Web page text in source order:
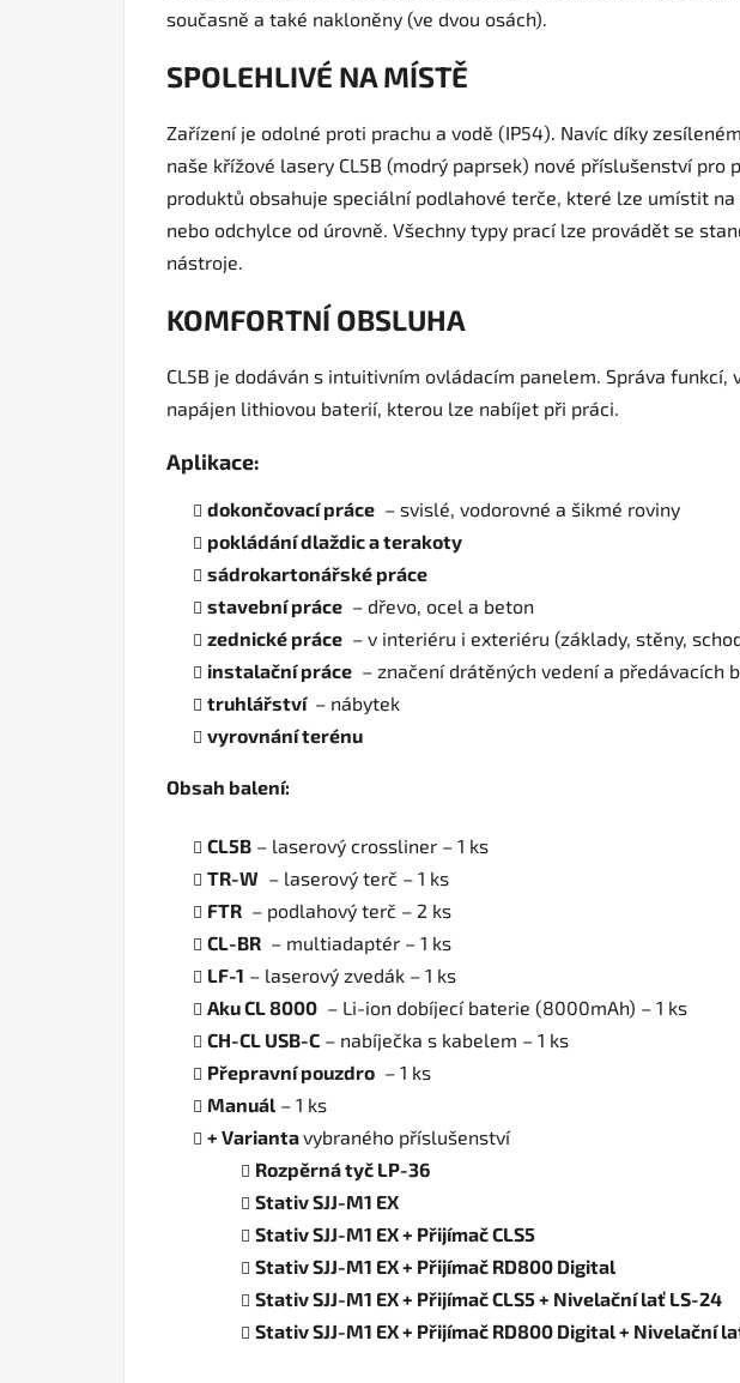
současně a také nakloněny (ve dvou osách).
SPOLEHLIVÉ NA MÍSTĚ
Zařízení je odolné proti prachu a vodě (IP54). Navíc díky
naše křížové lasery CL5B (modrý paprsek) nové příslušenství
produktů obsahuje speciální podlahové terče, které lze umístit
nebo odchylce od úrovně. Všechny typy prací lze provádět se
nástroje.
KOMFORTNÍ OBSLUHA
CL5B je dodáván s intuitivním ovládacím panelem. Správa
napájen lithiovou baterií, kterou lze nabíjet při práci.
Aplikace:
dokončovací práce – svislé, vodorovné a šikmé roviny
pokládání dlaždic a terakoty
sádrokartonářské práce
stavební práce – dřevo, ocel a beton
zednické práce – v interiéru i exteriéru (základy, stěny,
instalační práce – značení drátěných vedení a předávacích
truhlářství – nábytek
vyrovnání terénu
Obsah balení:
CL5B – laserový crossliner – 1 ks
TR-W – laserový terč – 1 ks
FTR – podlahový terč – 2 ks
CL-BR – multiadaptér – 1 ks
LF-1 – laserový zvedák – 1 ks
Aku CL 8000 – Li-ion dobíjecí baterie (8000mAh) – 1 ks
CH-CL USB-C – nabíječka s kabelem – 1 ks
Přepravní pouzdro – 1 ks
Manuál – 1 ks
+ Variantavybraného příslušenství
Rozpěrná tyč LP-36
Stativ SJJ-M1 EX
Stativ SJJ-M1 EX + Přijímač CLS5
Stativ SJJ-M1 EX + Přijímač RD800 Digital
Stativ SJJ-M1 EX + Přijímač CLS5 + Nivelační lať LS-24
Stativ SJJ-M1 EX + Přijímač RD800 Digital + Nivelační